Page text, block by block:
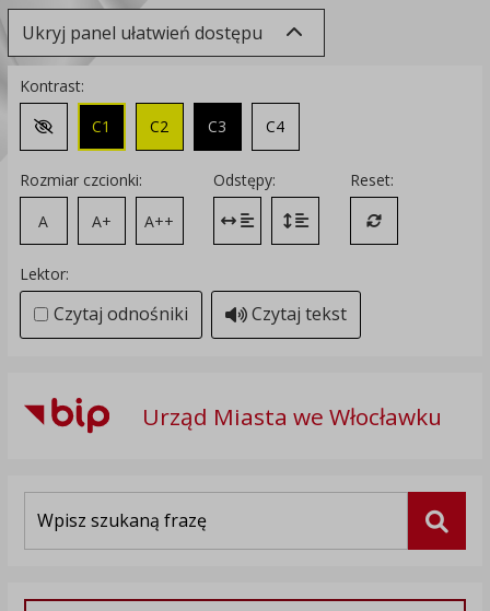
Ukryj panel ułatwień dostępu
Kontrast:
Zmień kontrast na domyślny
C1 C2 C3 C4
Rozmiar czcionki:
A
A+ A++
Odstępy:
Zmień odstęp między literami
Zmień interlinię i margines
Reset:
Przywróć
Lektor:
Czytaj odnośniki Czytaj tekst
Urząd Miasta we Włocławku